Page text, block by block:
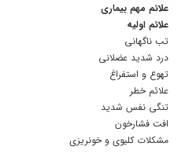
علائم مهم بیماری
علائم اولیه
تب ناگهانی
درد شدید عضلانی
تهوع و استفراغ
علائم خطر
تنگی نفس شدید
افت فشارخون
مشکلات کلیوی و خونریزی